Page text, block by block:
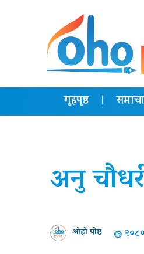
गृहपृष्ठ
अनु
ओहो पोष्ट